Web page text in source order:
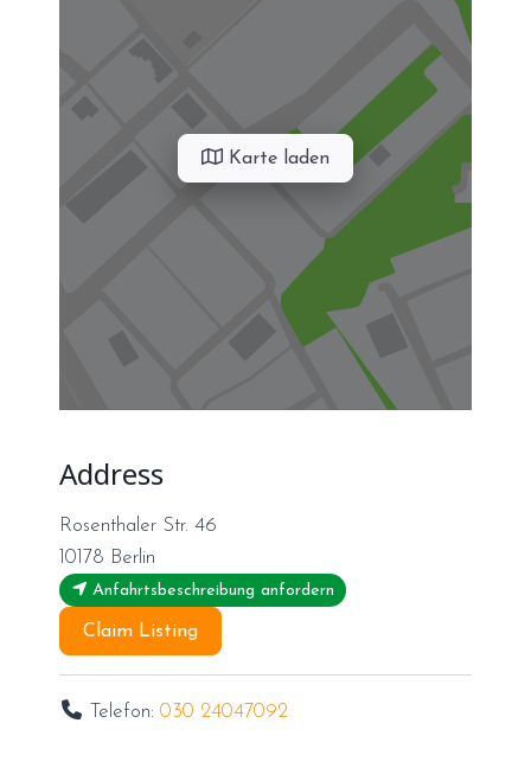
Karte laden
Address
Rosenthaler Str. 46
10178 Berlin
Anfahrtsbeschreibung anfordern
Claim Listing
Telefon:030 24047092